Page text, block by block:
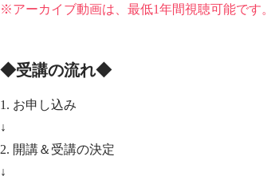
※アーカイブ動画は、最低1年間視聴可能です。
◆受講の流れ◆
1. お申し込み
↓
2. 開講＆受講の決定
↓